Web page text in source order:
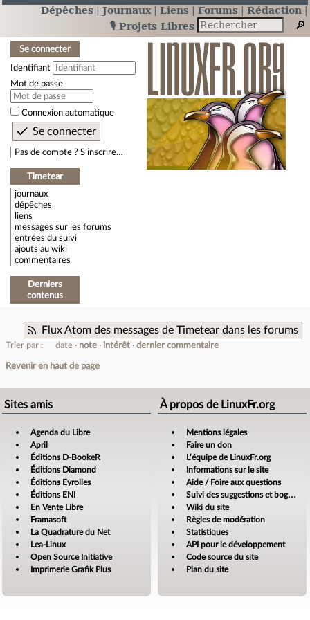
Dépêches Journaux Liens Forums
Rédaction
🎙️ Projets Libres
Se connecter
Identifiant
Mot de passe
Connexion automatique
Pas de compte ? S’inscrire…
Timetear
journaux
dépêches
liens
messages sur les forums
entrées du suivi
ajouts au wiki
commentaires
Derniers
contenus
Flux Atom des messages de Timetear dans les forums
Trier par : date note intérêt dernier commentaire
Revenir en haut de page
Sites amis
Agenda du Libre
April
Éditions D-BookeR
Éditions Diamond
Éditions Eyrolles
Éditions ENI
En Vente Libre
Framasoft
La Quadrature du Net
Lea-Linux
Open Source Initiative
Imprimerie Grafik Plus
À propos de LinuxFr.org
Mentions légales
Faire un don
L’équipe de LinuxFr.org
Informations sur le site
Aide / Foire aux questions
Suivi des suggestions et bogues
Wiki du site
Règles de modération
Statistiques
API pour le développement
Code source du site
Plan du site